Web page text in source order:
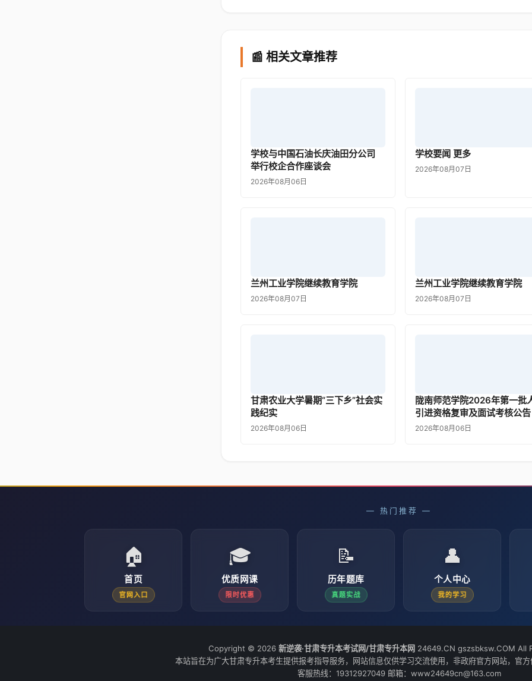
📰 相关文章推荐
学校与中国石油长庆油田分公司
举行校企合作座谈会
2026年08月06日
学校要闻 更多
2026年08月07日
兰州工业学院继续教育学院
2026年08月07日
兰州工业学院继续教育学院
2026年08月07日
甘肃农业大学暑期“三下乡”社会实
践纪实
2026年08月06日
陇南师范学院2026年第一批
引进资格复审及面试考核公告
2026年08月06日
— 热门推荐 —
🏠
首页
官网入口
🎓
优质网课
限时优惠
📝
历年题库
真题实战
👤
个人中心
我的学习
Copyright © 2026 新逆袭·甘肃专升本考试网/甘肃专升本网 24649.CN gszsbksw.COM All
本站旨在为广大甘肃专升本考生提供报考指导服务，网站信息仅供学习交流使用，非政府官方网站，官
客服热线：19312927049 邮箱：www24649cn@163.com